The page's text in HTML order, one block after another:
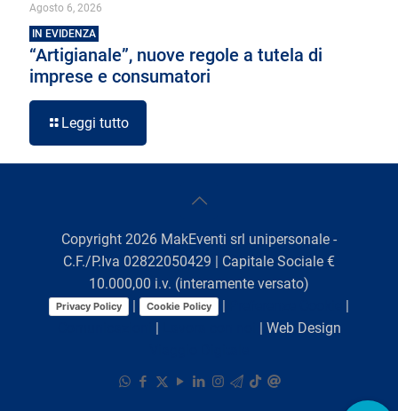
Agosto 6, 2026
IN EVIDENZA
“Artigianale”, nuove regole a tutela di
imprese e consumatori
Leggi tutto
Copyright 2026 MakEventi srl unipersonale -
C.F./P.Iva 02822050429 | Capitale Sociale €
10.000,00 i.v. (interamente versato)
Privacy Policy | Cookie Policy |
|
|
| Web Design